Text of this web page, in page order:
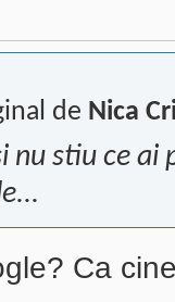
de Nica
nu stiu ce ai
Ca